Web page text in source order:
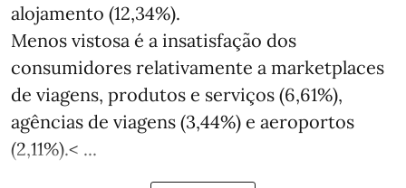
alojamento (12,34%).
Menos vistosa é a insatisfação dos
consumidores relativamente a marketplaces
de viagens, produtos e serviços (6,61%),
agências de viagens (3,44%) e aeroportos
(2,11%).< ...